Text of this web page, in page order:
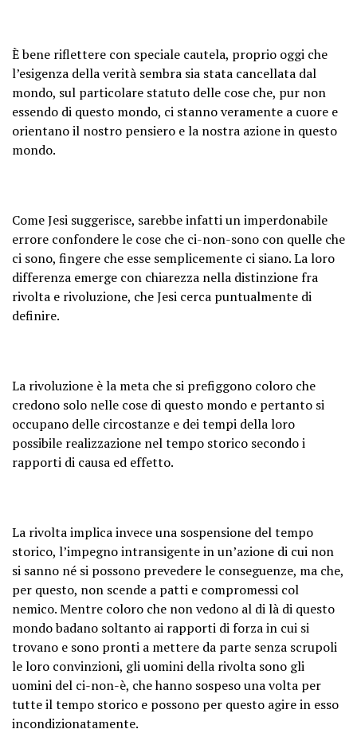
È bene riflettere con speciale cautela, proprio oggi che
l’esigenza della verità sembra sia stata cancellata dal
mondo, sul particolare statuto delle cose che, pur non
essendo di questo mondo, ci stanno veramente a cuore e
orientano il nostro pensiero e la nostra azione in questo
mondo.
Come Jesi suggerisce, sarebbe infatti un imperdonabile
errore confondere le cose che ci-non-sono con quelle che
ci sono, fingere che esse semplicemente ci siano. La loro
differenza emerge con chiarezza nella distinzione fra
rivolta e rivoluzione, che Jesi cerca puntualmente di
definire.
La rivoluzione è la meta che si prefiggono coloro che
credono solo nelle cose di questo mondo e pertanto si
occupano delle circostanze e dei tempi della loro
possibile realizzazione nel tempo storico secondo i
rapporti di causa ed effetto.
La rivolta implica invece una sospensione del tempo
storico, l’impegno intransigente in un’azione di cui non
si sanno né si possono prevedere le conseguenze, ma che,
per questo, non scende a patti e compromessi col
nemico. Mentre coloro che non vedono al di là di questo
mondo badano soltanto ai rapporti di forza in cui si
trovano e sono pronti a mettere da parte senza scrupoli
le loro convinzioni, gli uomini della rivolta sono gli
uomini del ci-non-è, che hanno sospeso una volta per
tutte il tempo storico e possono per questo agire in esso
incondizionatamente.